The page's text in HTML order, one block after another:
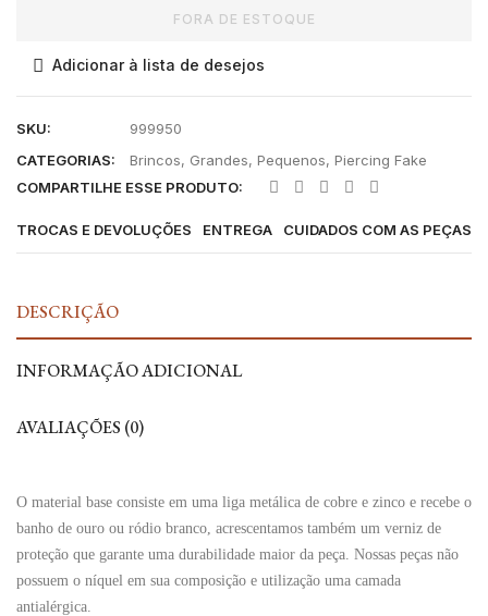
FORA DE ESTOQUE
Adicionar à lista de desejos
SKU:
999950
CATEGORIAS:
Brincos, Grandes, Pequenos, Piercing Fake
COMPARTILHE ESSE PRODUTO:
TROCAS E DEVOLUÇÕES ENTREGA CUIDADOS COM AS PEÇAS
DESCRIÇÃO
INFORMAÇÃO ADICIONAL
AVALIAÇÕES (0)
O material base consiste em uma liga metálica de cobre e zinco e recebe o
banho de ouro ou ródio branco, acrescentamos também um verniz de
proteção que garante uma durabilidade maior da peça. Nossas peças não
possuem o níquel em sua composição e utilização uma camada
antialérgica.